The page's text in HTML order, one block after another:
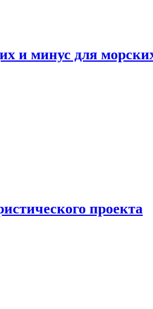
и минус для
проекта